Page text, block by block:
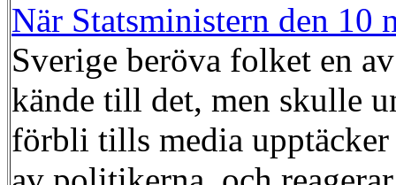
När Statsministern den 10
Sverige beröva folket en
kände till det, men skulle
förbli tills media upptäcker